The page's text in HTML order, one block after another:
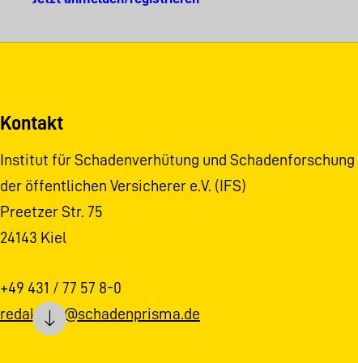
Kontakt
Institut für Schadenverhütung und Schadenforschung
der öffentlichen Versicherer e.V. (IFS)
Preetzer Str. 75
24143 Kiel
+49 431 / 77 57 8-0
redaktion@schadenprisma.de